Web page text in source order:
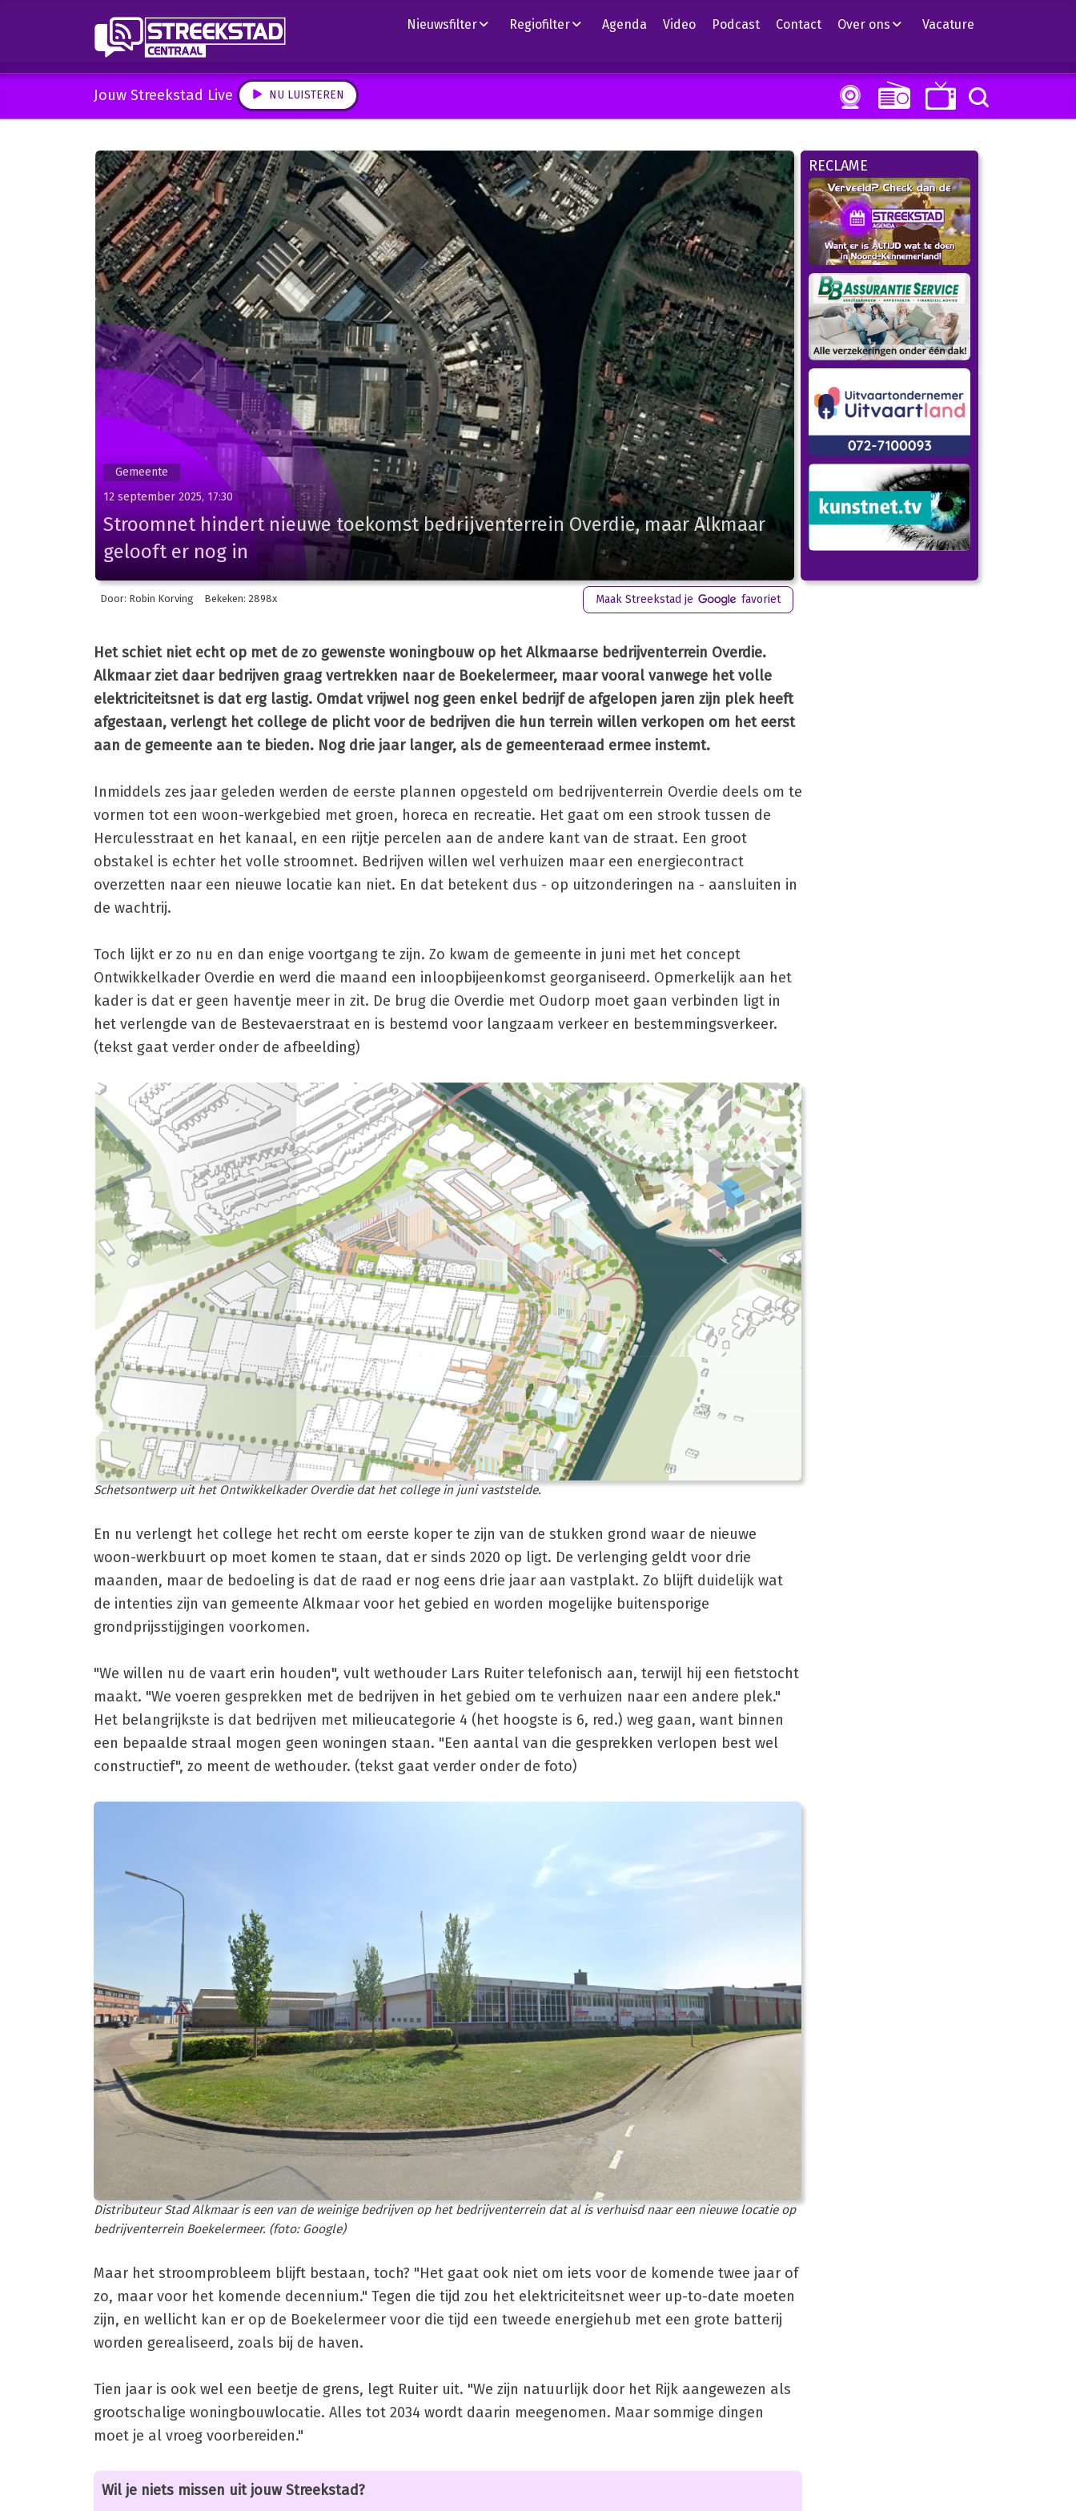
Nieuwsfilter Regiofilter Agenda Video Podcast Contact Over ons Vacature
Jouw Streekstad Live NU LUISTEREN
RECLAME
Gemeente
12 september 2025, 17:30
Stroomnet hindert nieuwe toekomst bedrijventerrein Overdie, maar Alkmaar
gelooft er nog in
Door: Robin Korving Bekeken: 2898x Maak Streekstad je favoriet
Het schiet niet echt op met de zo gewenste woningbouw op het Alkmaarse bedrijventerrein Overdie.
Alkmaar ziet daar bedrijven graag vertrekken naar de Boekelermeer, maar vooral vanwege het volle
elektriciteitsnet is dat erg lastig. Omdat vrijwel nog geen enkel bedrijf de afgelopen jaren zijn plek heeft
afgestaan, verlengt het college de plicht voor de bedrijven die hun terrein willen verkopen om het eerst
aan de gemeente aan te bieden. Nog drie jaar langer, als de gemeenteraad ermee instemt.
Inmiddels zes jaar geleden werden de eerste plannen opgesteld om bedrijventerrein Overdie deels om te
vormen tot een woon-werkgebied met groen, horeca en recreatie. Het gaat om een strook tussen de
Herculesstraat en het kanaal, en een rijtje percelen aan de andere kant van de straat. Een groot
obstakel is echter het volle stroomnet. Bedrijven willen wel verhuizen maar een energiecontract
overzetten naar een nieuwe locatie kan niet. En dat betekent dus - op uitzonderingen na - aansluiten in
de wachtrij.
Toch lijkt er zo nu en dan enige voortgang te zijn. Zo kwam de gemeente in juni met het concept
Ontwikkelkader Overdie en werd die maand een inloopbijeenkomst georganiseerd. Opmerkelijk aan het
kader is dat er geen haventje meer in zit. De brug die Overdie met Oudorp moet gaan verbinden ligt in
het verlengde van de Bestevaerstraat en is bestemd voor langzaam verkeer en bestemmingsverkeer.
(tekst gaat verder onder de afbeelding)
Schetsontwerp uit het Ontwikkelkader Overdie dat het college in juni vaststelde.
En nu verlengt het college het recht om eerste koper te zijn van de stukken grond waar de nieuwe
woon-werkbuurt op moet komen te staan, dat er sinds 2020 op ligt. De verlenging geldt voor drie
maanden, maar de bedoeling is dat de raad er nog eens drie jaar aan vastplakt. Zo blijft duidelijk wat
de intenties zijn van gemeente Alkmaar voor het gebied en worden mogelijke buitensporige
grondprijsstijgingen voorkomen.
"We willen nu de vaart erin houden", vult wethouder Lars Ruiter telefonisch aan, terwijl hij een fietstocht
maakt. "We voeren gesprekken met de bedrijven in het gebied om te verhuizen naar een andere plek."
Het belangrijkste is dat bedrijven met milieucategorie 4 (het hoogste is 6, red.) weg gaan, want binnen
een bepaalde straal mogen geen woningen staan. "Een aantal van die gesprekken verlopen best wel
constructief", zo meent de wethouder. (tekst gaat verder onder de foto)
Distributeur Stad Alkmaar is een van de weinige bedrijven op het bedrijventerrein dat al is verhuisd naar een nieuwe locatie op
bedrijventerrein Boekelermeer. (foto: Google)
Maar het stroomprobleem blijft bestaan, toch? "Het gaat ook niet om iets voor de komende twee jaar of
zo, maar voor het komende decennium." Tegen die tijd zou het elektriciteitsnet weer up-to-date moeten
zijn, en wellicht kan er op de Boekelermeer voor die tijd een tweede energiehub met een grote batterij
worden gerealiseerd, zoals bij de haven.
Tien jaar is ook wel een beetje de grens, legt Ruiter uit. "We zijn natuurlijk door het Rijk aangewezen als
grootschalige woningbouwlocatie. Alles tot 2034 wordt daarin meegenomen. Maar sommige dingen
moet je al vroeg voorbereiden."
Wil je niets missen uit jouw Streekstad?